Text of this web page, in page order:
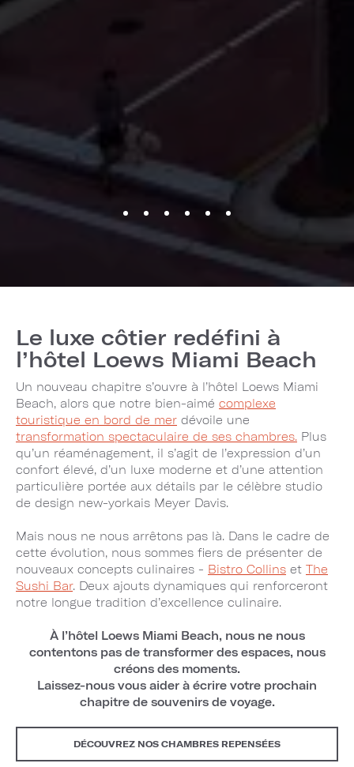
Le luxe côtier redéfini à
l’hôtel Loews Miami Beach
Un nouveau chapitre s’ouvre à l’hôtel Loews Miami
Beach, alors que notre bien-aimé complexe
touristique en bord de mer dévoile une
transformation spectaculaire de ses chambres. Plus
qu’un réaménagement, il s’agit de l’expression d’un
confort élevé, d’un luxe moderne et d’une attention
particulière portée aux détails par le célèbre studio
de design new-yorkais Meyer Davis.
Mais nous ne nous arrêtons pas là. Dans le cadre de
cette évolution, nous sommes fiers de présenter de
nouveaux concepts culinaires - Bistro Collins et The
Sushi Bar. Deux ajouts dynamiques qui renforceront
notre longue tradition d’excellence culinaire.
À l’hôtel Loews Miami Beach, nous ne nous
contentons pas de transformer des espaces, nous
créons des moments.
Laissez-nous vous aider à écrire votre prochain
chapitre de souvenirs de voyage.
DÉCOUVREZ NOS CHAMBRES REPENSÉES